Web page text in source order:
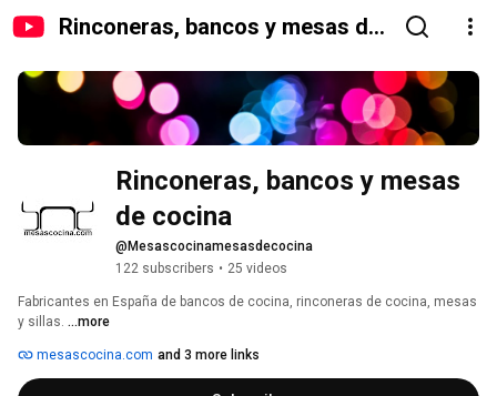
Rinconeras, bancos y mesas de
Rinconeras, bancos y mesas
de cocina
@Mesascocinamesasdecocina
122 subscribers • 25 videos
Fabricantes en España de bancos de cocina, rinconeras de cocina, mesas
y sillas. ...more
mesascocina.com and 3 more links